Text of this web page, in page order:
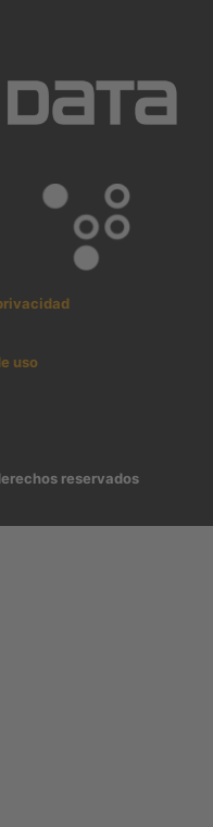
uso
reservados